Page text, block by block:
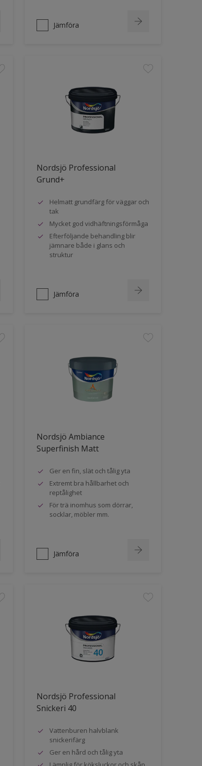
Jämföra
Nordsjö Professional
Grund+
Helmatt grundfärg för väggar och
tak
Mycket god vidhäftningsförmåga
Efterföljande behandling blir
jämnare både i glans och
struktur
Jämföra
Nordsjö Ambiance
Superfinish Matt
Ger en fin, slät och tålig yta
Extremt bra hållbarhet och
reptålighet
För trä inomhus som dörrar,
socklar, möbler mm.
Jämföra
Nordsjö Professional
Snickeri 40
Vattenburen halvblank
snickerifärg
Ger en hård och tålig yta